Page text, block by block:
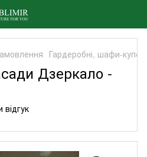
Гардеробні, шафи-
Дзеркало -